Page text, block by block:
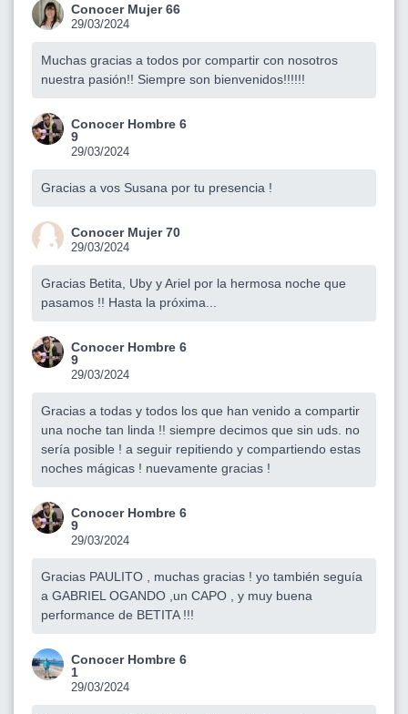
Conocer Mujer 66
29/03/2024
Muchas gracias a todos por compartir con nosotros
nuestra pasión!! Siempre son bienvenidos!!!!!!
Conocer Hombre 6
9
29/03/2024
Gracias a vos Susana por tu presencia !
Conocer Mujer 70
29/03/2024
Gracias Betita, Uby y Ariel por la hermosa noche que
pasamos !! Hasta la próxima...
Conocer Hombre 6
9
29/03/2024
Gracias a todas y todos los que han venido a compartir
una noche tan linda !! siempre decimos que sin uds. no
sería posible ! a seguir repitiendo y compartiendo estas
noches mágicas ! nuevamente gracias !
Conocer Hombre 6
9
29/03/2024
Gracias PAULITO , muchas gracias ! yo también seguía
a GABRIEL OGANDO ,un CAPO , y muy buena
performance de BETITA !!!
Conocer Hombre 6
1
29/03/2024